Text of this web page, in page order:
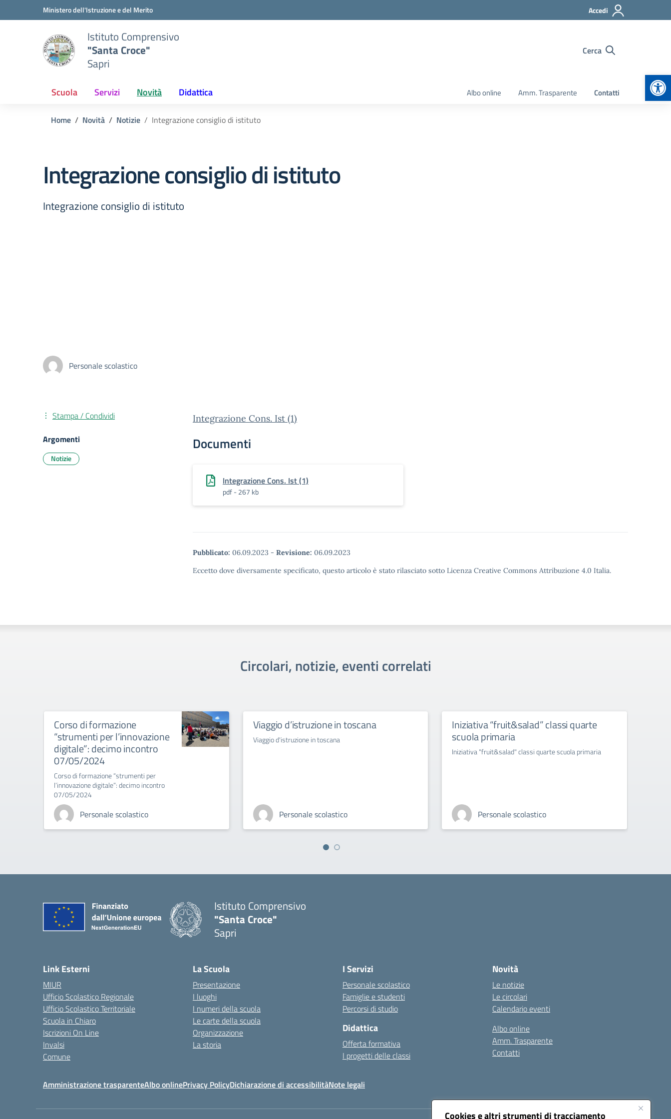
Cookies e altri strumenti di tracciamento
Vai ai contenuti
Vai al menu di navigazioneMinistero dell'Istruzione e del Merito Accedi
Istituto Comprensivo
"Santa Croce"
Sapri
Cerca
Scuola Servizi Novità Didattica Albo online Amm. Trasparente Contatti
Home Novità Notizie Integrazione consiglio di istituto
Integrazione consiglio di istituto
Integrazione consiglio di istituto
Personale scolastico
Integrazione Cons. Ist (1)
Documenti
Integrazione Cons. Ist (1)
pdf - 267 kb
Pubblicato: 06.09.2023 - Revisione: 06.09.2023
Eccetto dove diversamente specificato, questo articolo è stato rilasciato sotto Licenza Creative Commons Attribuzione 4.0 Italia.
Stampa / Condividi
Argomenti
Notizie
Circolari, notizie, eventi correlati
Corso di formazione
“strumenti per l’innovazione
digitale”: decimo incontro
07/05/2024
Corso di formazione “strumenti per
l’innovazione digitale”: decimo incontro
07/05/2024
Personale scolastico
Viaggio d’istruzione in toscana
Viaggio d'istruzione in toscana
Personale scolastico
Iniziativa “fruit&salad” classi quarte
scuola primaria
Iniziativa "fruit&salad" classi quarte scuola primaria
Personale scolastico
Istituto Comprensivo
"Santa Croce"
Sapri
Link Esterni
MIUR
Ufficio Scolastico Regionale
Ufficio Scolastico Territoriale
Scuola in Chiaro
Iscrizioni On Line
Invalsi
Comune
La Scuola
Presentazione
I luoghi
I numeri della scuola
Le carte della scuola
Organizzazione
La storia
I Servizi
Personale scolastico
Famiglie e studenti
Percorsi di studio
Didattica
Offerta formativa
I progetti delle classi
Novità
Le notizie
Le circolari
Calendario eventi
Albo online
Amm. Trasparente
Contatti
Amministrazione trasparenteAlbo onlinePrivacy PolicyDichiarazione di accessibilitàNote legali